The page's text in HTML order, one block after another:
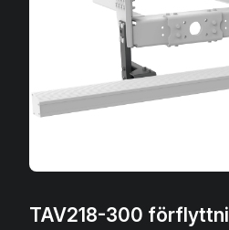
TAV218-300